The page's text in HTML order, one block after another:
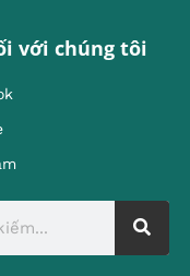
với chúng tôi